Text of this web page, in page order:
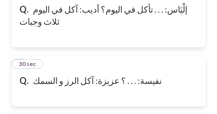
Q. إلْيَاس: . . . تأكل في اليوم؟ أديب: آكل في اليوم
ثلاث وجبات
Q. نفيسة: . . . ؟ عزيزة: آكل الرز و السمك
8
30 sec